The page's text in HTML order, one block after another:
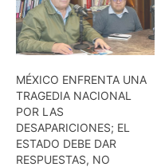
MÉXICO ENFRENTA UNA
TRAGEDIA NACIONAL
POR LAS
DESAPARICIONES; EL
ESTADO DEBE DAR
RESPUESTAS, NO